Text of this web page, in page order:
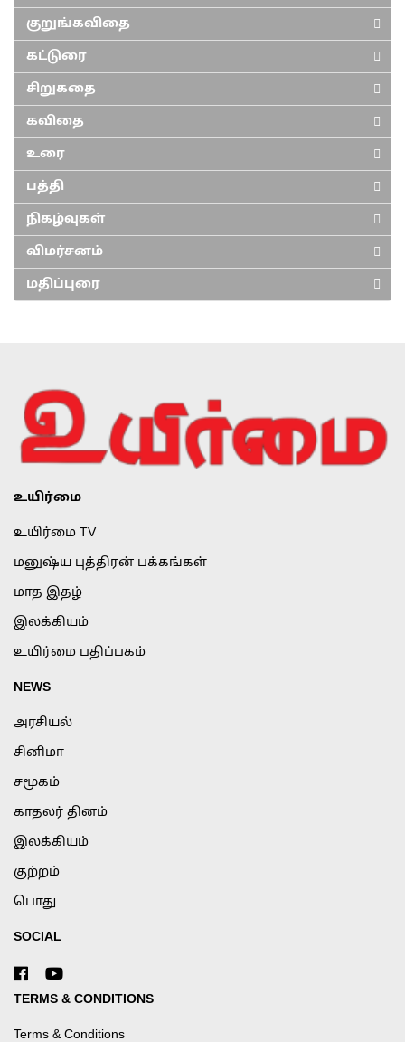
குறுங்கவிதை
கட்டுரை
சிறுகதை
கவிதை
உரை
பத்தி
நிகழ்வுகள்
விமர்சனம்
மதிப்புரை
உயிர்மை
உயிர்மை TV
மனுஷ்ய புத்திரன் பக்கங்கள்
மாத இதழ்
இலக்கியம்
உயிர்மை பதிப்பகம்
NEWS
அரசியல்
சினிமா
சமூகம்
காதலர் தினம்
இலக்கியம்
குற்றம்
பொது
SOCIAL
TERMS & CONDITIONS
Terms & Conditions